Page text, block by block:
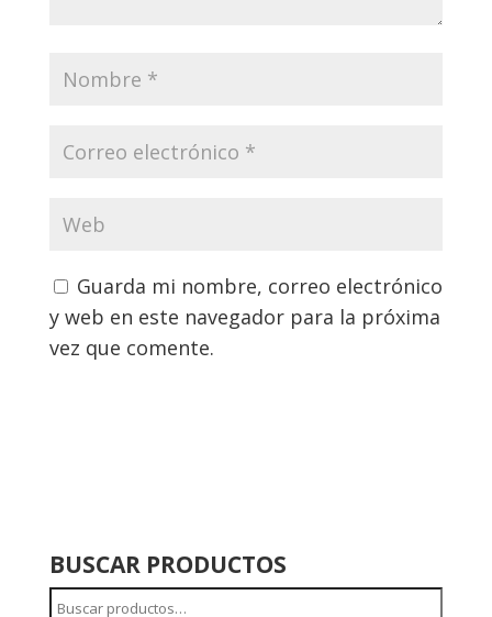
Guarda mi nombre, correo electrónico
y web en este navegador para la próxima
vez que comente.
BUSCAR PRODUCTOS
Buscar